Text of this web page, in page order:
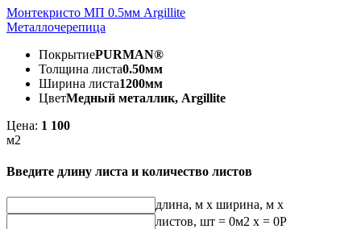
Монтекристо МП 0.5мм Argillite
Металлочерепица
ПокрытиеPURMAN®
Толщина листа0.50мм
Ширина листа1200мм
ЦветМедный металлик, Argillite
Цена: 1 100
м2
Введите длину листа и количество листов
длина, м x ширина, м x
листов, шт = 0м2 x = 0Р